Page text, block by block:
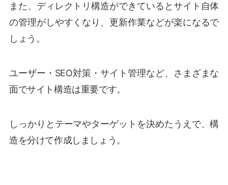
また、ディレクトリ構造ができているとサイト自体
の管理がしやすくなり、更新作業などが楽になるで
しょう。
ユーザー・SEO対策・サイト管理など、さまざまな
面でサイト構造は重要です。
しっかりとテーマやターゲットを決めたうえで、構
造を分けて作成しましょう。